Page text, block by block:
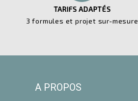
TARIFS ADAPTÉS
3 formules et projet sur-mesure
A PROPOS